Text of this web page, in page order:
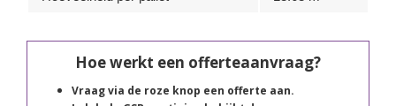
Hoe werkt een offerteaanvraag?
Vraag via de roze knop een offerte aan.